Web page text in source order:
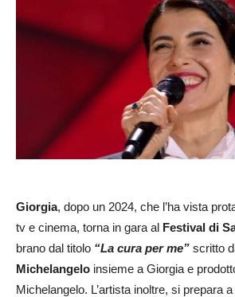
Giorgia, dopo un 2024, che l’ha vista
tv e cinema, torna in gara al Festival di
brano dal titolo “La cura per me” scritto
Michelangelo insieme a Giorgia e
Michelangelo. L’artista inoltre, si prepara